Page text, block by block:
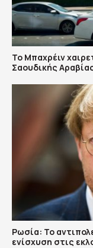
Το Μπαχρέιν
Σαουδικής
Ρωσία: Το
ενίσχυση στις